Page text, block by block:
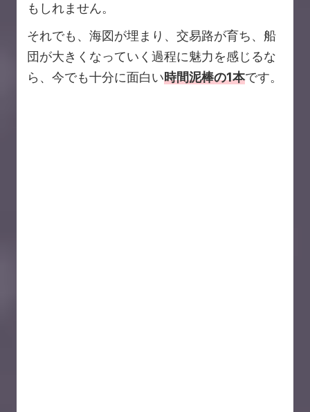
もしれません。
それでも、海図が埋まり、交易路が育ち、船
団が大きくなっていく過程に魅力を感じるな
ら、今でも十分に面白い時間泥棒の1本です。